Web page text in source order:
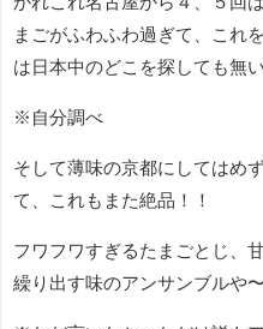
まごがふわふわ過ぎて、これ
は日本中のどこを探しても無い
※自分調べ
そして薄味の京都にしてはめ
て、これもまた絶品！！
フワフワすぎるたまごとじ、
繰り出す味のアンサンブル